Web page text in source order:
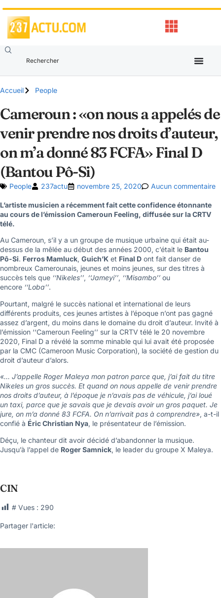
Accueil People
Cameroun : «on nous a appelés de
venir prendre nos droits d’auteur,
on m’a donné 83 FCFA» Final D
(Bantou Pô-Si)
People 237actu novembre 25, 2020 Aucun commentaire
L’artiste musicien a récemment fait cette confidence étonnante
au cours de l’émission Cameroun Feeling, diffusée sur la CRTV
télé.
Au Cameroun, s’il y a un groupe de musique urbaine qui était au-
dessus de la mêlée au début des années 2000, c’était le Bantou
Pô-Si. Ferros Mamluck, Guich’K et Final D ont fait danser de
nombreux Camerounais, jeunes et moins jeunes, sur des titres à
succès tels que ‘‘Nikeles’’, ‘‘Jameyi’’, ‘‘Misambo’’ ou
encore ‘‘Loba’’.
Pourtant, malgré le succès national et international de leurs
différents produits, ces jeunes artistes à l’époque n’ont pas gagné
assez d’argent, du moins dans le domaine du droit d’auteur. Invité à
l’émission ‘‘Cameroun Feeling’’ sur la CRTV télé le 20 novembre
2020, Final D a révélé la somme minable qui lui avait été proposée
par la CMC (Cameroon Music Corporation), la société de gestion du
droit d’auteur d’alors.
«… J’appelle Roger Maleya mon patron parce que, j’ai fait du titre
Nikeles un gros succès. Et quand on nous appelle de venir prendre
nos droits d’auteur, à l’époque je n’avais pas de véhicule, j’ai loué
un taxi, parce que je savais que je devais avoir un gros paquet. Je
jure, on m’a donné 83 FCFA. On n’arrivait pas à comprendre», a-t-il
confié à Éric Christian Nya, le présentateur de l’émission.
Déçu, le chanteur dit avoir décidé d’abandonner la musique.
Jusqu’à l’appel de Roger Samnick, le leader du groupe X Maleya.
CIN
# Vues : 290
Partager l'article: